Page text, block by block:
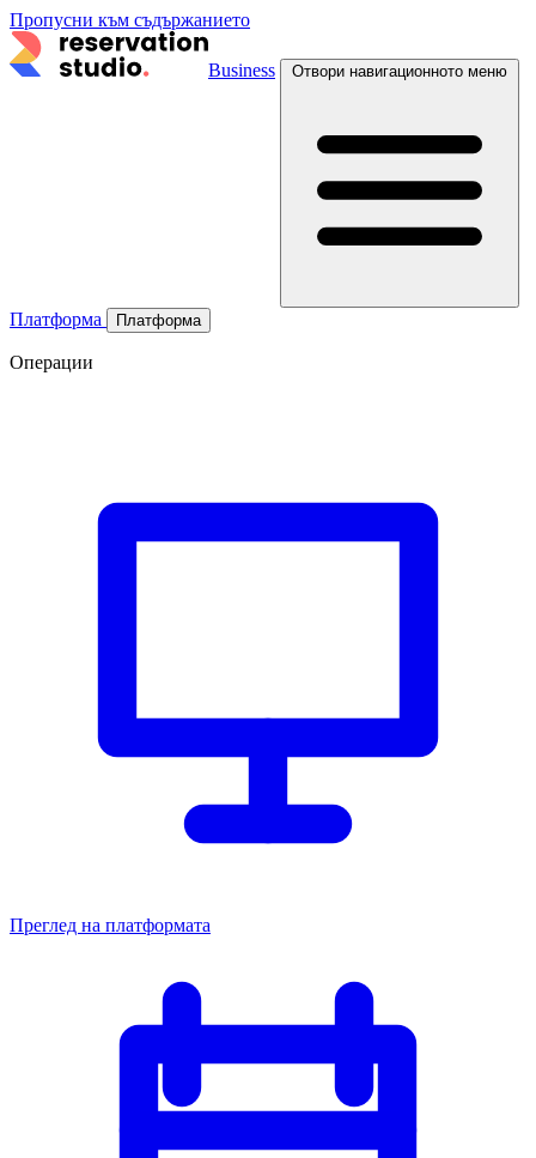
Пропусни към съдържанието
Business Отвори навигационното меню
Платформа Платформа
Операции
Преглед на платформата